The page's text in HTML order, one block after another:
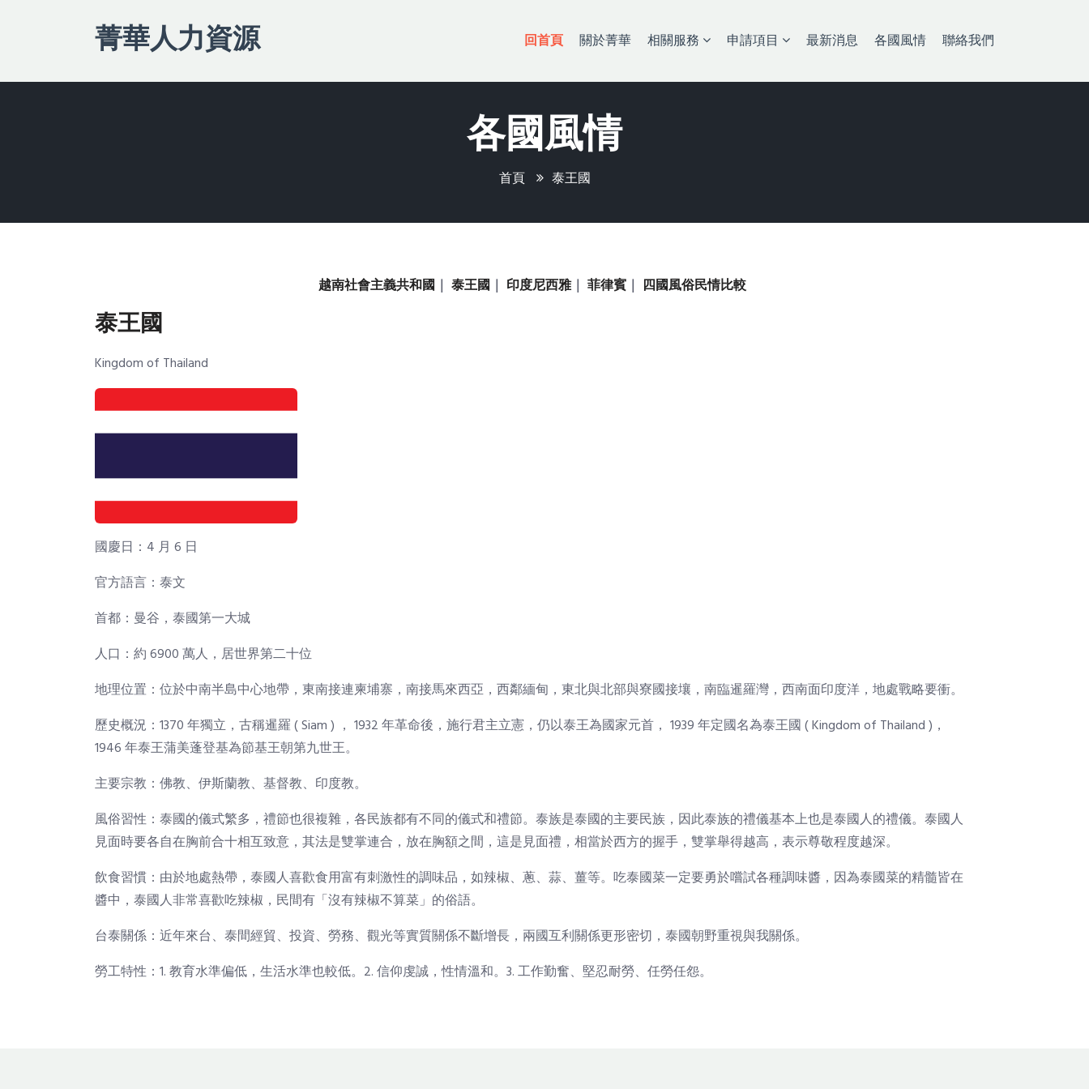
菁華人力資源 回首頁(current)
關於菁華 相關服務 申請項目 最新消息 各國風情 聯絡我們
各國風情
首頁 泰王國
越南社會主義共和國 ｜ 泰王國 ｜ 印度尼西雅｜ 菲律賓 ｜ 四國風俗民情比較
泰王國
Kingdom of Thailand
國慶日：4 月 6 日
官方語言：泰文
首都：曼谷，泰國第一大城
人口：約 6900 萬人，居世界第二十位
地理位置：位於中南半島中心地帶，東南接連柬埔寨，南接馬來西亞，西鄰緬甸，東北與北部與寮國接壤，南臨暹羅灣，西南面印度洋，地處戰略要衝。
歷史概況：1370 年獨立，古稱暹羅 ( Siam ) ， 1932 年革命後，施行君主立憲，仍以泰王為國家元首， 1939 年定國名為泰王國 ( Kingdom of Thailand )，
1946 年泰王蒲美蓬登基為節基王朝第九世王。
主要宗教：佛教、伊斯蘭教、基督教、印度教。
風俗習性：泰國的儀式繁多，禮節也很複雜，各民族都有不同的儀式和禮節。泰族是泰國的主要民族，因此泰族的禮儀基本上也是泰國人的禮儀。泰國人
見面時要各自在胸前合十相互致意，其法是雙掌連合，放在胸額之間，這是見面禮，相當於西方的握手，雙掌舉得越高，表示尊敬程度越深。
飲食習慣：由於地處熱帶，泰國人喜歡食用富有刺激性的調味品，如辣椒、蔥、蒜、薑等。吃泰國菜一定要勇於嚐試各種調味醬，因為泰國菜的精髓皆在
醬中，泰國人非常喜歡吃辣椒，民間有「沒有辣椒不算菜」的俗語。
台泰關係：近年來台、泰間經貿、投資、勞務、觀光等實質關係不斷增長，兩國互利關係更形密切，泰國朝野重視與我關係。
勞工特性：1. 教育水準偏低，生活水準也較低。2. 信仰虔誠，性情溫和。3. 工作勤奮、堅忍耐勞、任勞任怨。